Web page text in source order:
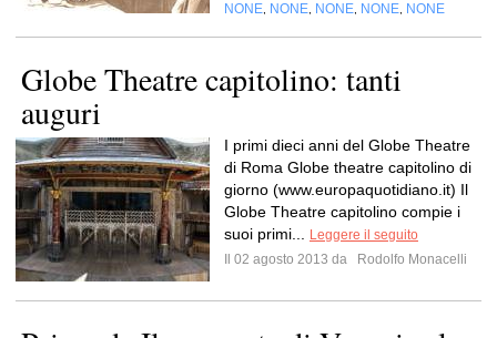
NONE NONE NONE NONE NONE
Globe Theatre capitolino: tanti
auguri
I primi dieci anni del Globe Theatre
di Roma Globe theatre capitolino di
giorno (www.europaquotidiano.it) Il
Globe Theatre capitolino compie i
suoi primi...
Leggere il seguito
Il 02 agosto 2013 da
Rodolfo Monacelli